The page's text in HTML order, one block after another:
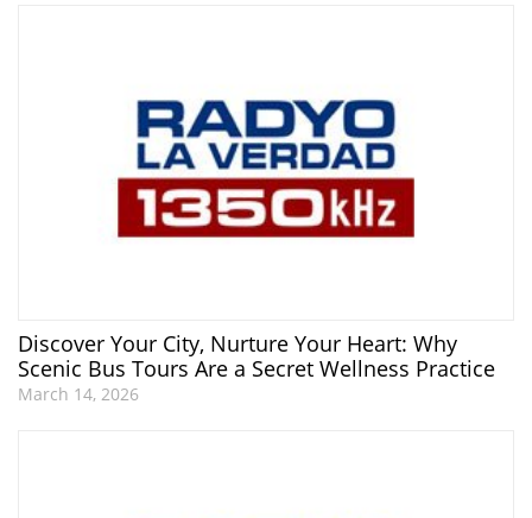
Discover Your City, Nurture Your Heart: Why
Scenic Bus Tours Are a Secret Wellness Practice
March 14, 2026